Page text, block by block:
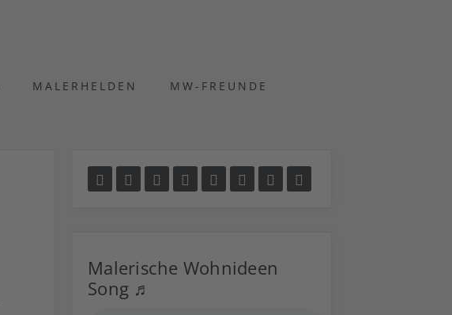
MALERHELDEN MW-FREUNDE
Malerische Wohnideen
Song ♬